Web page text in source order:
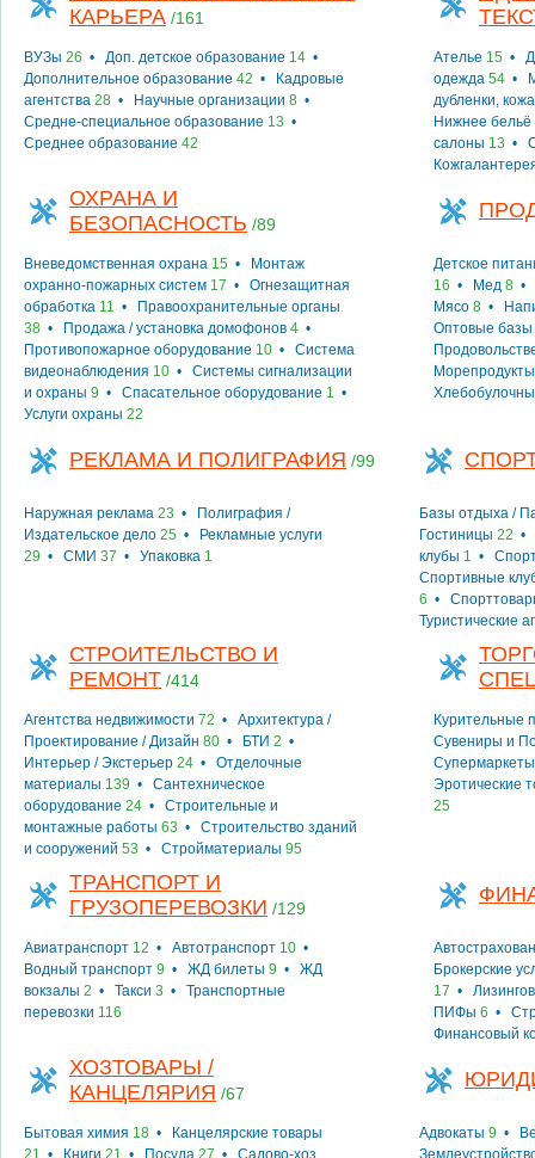
КАРЬЕРА /161
ВУЗы 26 • Доп. детское образование 14 •
Дополнительное образование 42 •
Кадровые
агентства 28 • Научные организации 8 •
Средне-специальное образование 13 •
Среднее образование 42
Ателье 15 •
одежда 54 •
дубленки, кожа
Нижнее бельё
салоны 13 •
ОХРАНА И
БЕЗОПАСНОСТЬ /89
Вневедомственная охрана 15 •
Монтаж
охранно-пожарных систем 17 • Огнезащитная
обработка 11 •
Правоохранительные органы
38 • Продажа / установка домофонов 4 •
Противопожарное оборудование 10 • Система
видеонаблюдения 10 • Системы сигнализации
и охраны 9 • Спасательное оборудование 1 •
Услуги охраны 22
Детское
16 • Мед 8 •
Мясо 8 •
Оптовые базы
Морепродукты
РЕКЛАМА И ПОЛИГРАФИЯ /99
Наружная реклама 23 •
Полиграфия /
Издательское дело 25 •
Рекламные услуги
29 • СМИ 37 • Упаковка 1
Базы отдыха /
Гостиницы 22 •
клубы 1 •
Спортивные
6 •
Туристические
СТРОИТЕЛЬСТВО И
РЕМОНТ /414
Агентства недвижимости 72 • Архитектура /
Проектирование / Дизайн 80 • БТИ 2 •
Интерьер / Экстерьер 24 • Отделочные
материалы 139 • Сантехническое
оборудование 24 • Строительные и
монтажные работы 63 • Строительство зданий
и сооружений 53 • Стройматериалы 95
Курительные
Сувениры и
Супермаркеты
Эротические
25
ТРАНСПОРТ И
ГРУЗОПЕРЕВОЗКИ /129
Авиатранспорт 12 • Автотранспорт 10 •
Водный транспорт 9 • ЖД билеты 9 • ЖД
вокзалы 2 • Такси 3 • Транспортные
перевозки 116
Брокерские
17 •
ПИФы 6 •
Финансовый
ХОЗТОВАРЫ /
КАНЦЕЛЯРИЯ /67
Бытовая химия 18 •
Канцелярские товары
21
• Книги 21 • Посуда 27 • Садово-хоз.
Адвокаты 9 •